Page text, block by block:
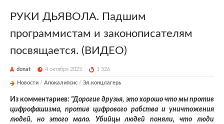
РУКИ ДЬЯВОЛА. Падшим
программистам и законописателям
посвящается. (ВИДЕО)
donat 4 октября 2025 1 526
Новости / Апокалипсис / Эл.концлагерь
Из комментариев: "Дорогие друзья, это хорошо что мы против
цифрофашизма, против цифрового рабства и уничтожения
людей, но этого мало. Убийцы людей поняли, что люди